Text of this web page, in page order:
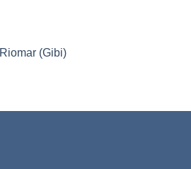
Riomar (Gibi)